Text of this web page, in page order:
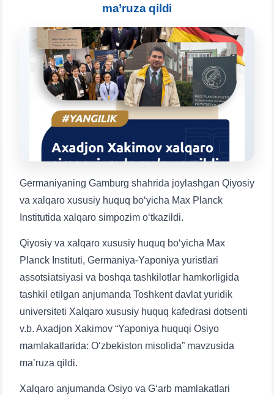
ma’ruza qildi
Germaniyaning Gamburg shahrida joylashgan Qiyosiy
va xalqaro xususiy huquq bo‘yicha Max Planck
Institutida xalqaro simpozim o‘tkazildi.
Qiyosiy va xalqaro xususiy huquq bo‘yicha Max
Planck Instituti, Germaniya-Yaponiya yuristlari
assotsiatsiyasi va boshqa tashkilotlar hamkorligida
tashkil etilgan anjumanda Toshkent davlat yuridik
universiteti Xalqaro xususiy huquq kafedrasi dotsenti
v.b. Axadjon Xakimov “Yaponiya huquqi Osiyo
mamlakatlarida: O‘zbekiston misolida” mavzusida
ma’ruza qildi.
Xalqaro anjumanda Osiyo va G‘arb mamlakatlari
Qabul bo'yicha murojaatlaringizni ushbu
chatda qoldiring.
Mavzuni tanlang — keyin shu mavzudagi aniq
savollar chiqadi:
1. Hujjatlar (bakalavr) (5) 2. Hujjatlar (magistr) (4)
3. Suhbat (bakalavr) (8) 4. Suhbat (magistr) (5)
7. Call-center (4) 8. Bakalavriat kvotasi (3)
9. Magistratura kvotasi (4) ✉️ Adminga yozish